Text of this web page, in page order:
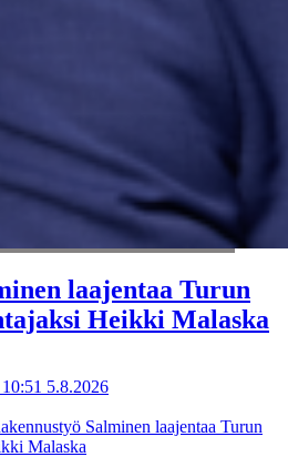
laajentaa Turun
Heikki Malaska
5.8.2026
Salminen laajentaa Turun
Malaska